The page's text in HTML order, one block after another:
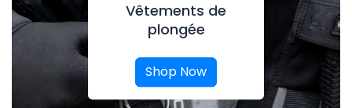
Vêtements de
plongée
Shop Now